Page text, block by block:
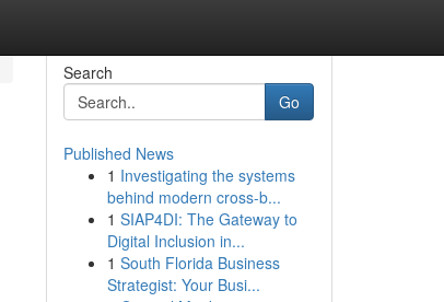
Search
Go
Published News
1 Investigating the systems
behind modern cross-b...
1 SIAP4DI: The Gateway to
Digital Inclusion in...
1 South Florida Business
Strategist: Your Busi...